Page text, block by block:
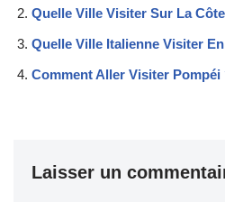
Quelle Ville Visiter Sur La
Quelle Ville Italienne Visiter
Comment Aller Visiter Pompéi
Laisser un